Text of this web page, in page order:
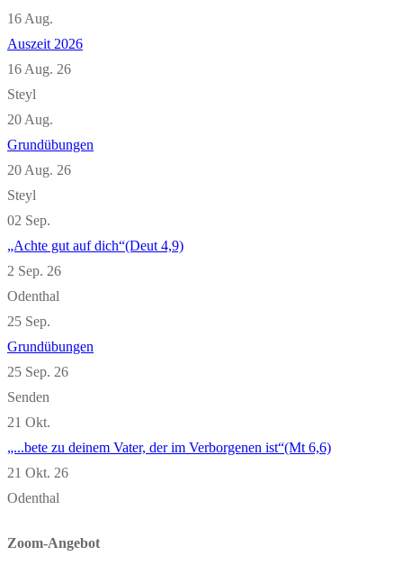
16 Aug.
Auszeit 2026
16 Aug. 26
Steyl
20 Aug.
Grundübungen
20 Aug. 26
Steyl
02 Sep.
„Achte gut auf dich“(Deut 4,9)
2 Sep. 26
Odenthal
25 Sep.
Grundübungen
25 Sep. 26
Senden
21 Okt.
„...bete zu deinem Vater, der im Verborgenen ist“(Mt 6,6)
21 Okt. 26
Odenthal
Zoom-Angebot